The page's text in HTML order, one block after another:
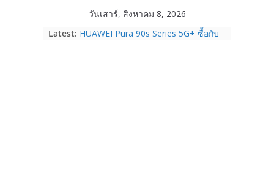
วันเสาร์, สิงหาคม 8, 2026
Latest: HUAWEI Pura 90s Series 5G+ ซื้อกับ